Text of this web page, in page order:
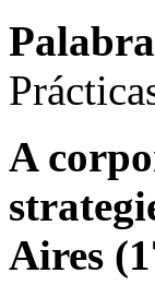
A
Aires